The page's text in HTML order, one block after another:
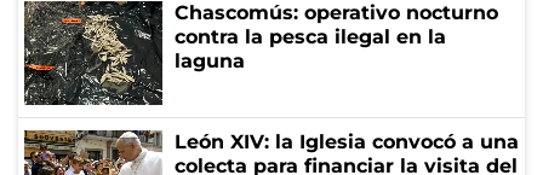
Chascomús: operativo nocturno
contra la pesca ilegal en la
laguna
León XIV: la Iglesia convocó a una
colecta para financiar la visita del